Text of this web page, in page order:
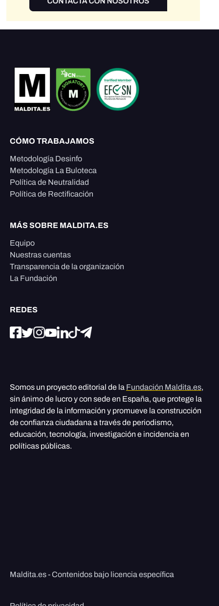
CÓMO TRABAJAMOS
Metodología Desinfo
Metodología La Buloteca
Política de Neutralidad
Política de Rectificación
MÁS SOBRE MALDITA.ES
Equipo
Nuestras cuentas
Transparencia de la organización
La Fundación
REDES
Somos un proyecto editorial de la Fundación Maldita.es,
sin ánimo de lucro y con sede en España, que protege la
integridad de la información y promueve la construcción
de confianza ciudadana a través de periodismo,
educación, tecnología, investigación e incidencia en
políticas públicas.
Maldita.es - Contenidos bajo licencia específica